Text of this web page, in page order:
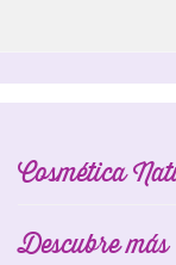
Cosmética
Descubre más